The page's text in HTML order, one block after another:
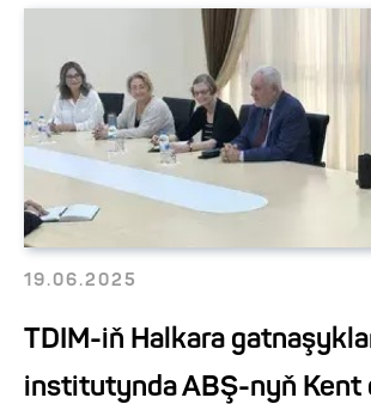
19.06.2025
TDIM-iň Halkara
institutynda ABŞ-nyň Kent